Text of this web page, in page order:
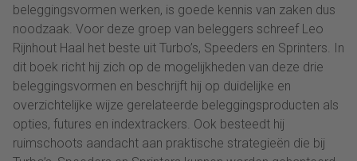
beleggingsvormen werken, is goede kennis van zaken dus
noodzaak. Voor deze groep van beleggers schreef Leo
Rijnhout Haal het beste uit Turbo’s, Speeders en Sprinters. In
dit boek richt hij zich op de mogelijkheden van deze drie
beleggingsvormen en beschrijft hij op duidelijke en
overzichtelijke wijze gerelateerde beleggingsproducten als
opties, futures en indextrackers. Ook besteedt hij
ruimschoots aandacht aan praktische strategieën die bij